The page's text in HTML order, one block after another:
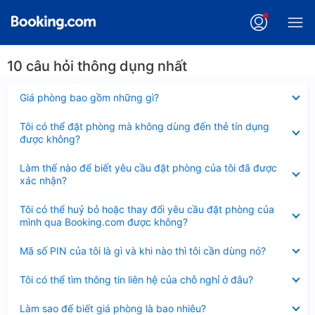
10 câu hỏi thông dụng nhất
Giá phòng bao gồm những gì?
thu
Tôi có thể đặt phòng mà không dùng đến thẻ tín dụng
được không?
thu
gọn
Làm thế nào để biết yêu cầu đặt phòng của tôi đã được
xác nhận?
thu
gọn
Tôi có thể huỷ bỏ hoặc thay đổi yêu cầu đặt phòng của
mình qua Booking.com được không?
thu
gọn
Mã số PIN của tôi là gì và khi nào thì tôi cần dùng nó?
thu
Tôi có thể tìm thông tin liên hệ của chỗ nghỉ ở đâu?
thu
Làm sao để biết giá phòng là bao nhiêu?
thu